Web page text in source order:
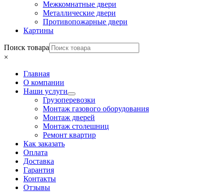
Межкомнатные двери
Металлические двери
Противопожарные двери
Картины
Поиск товара
×
Главная
О компании
Наши услуги
Грузоперевозки
Монтаж газового оборудования
Монтаж дверей
Монтаж столешниц
Ремонт квартир
Как заказать
Оплата
Доставка
Гарантия
Контакты
Отзывы